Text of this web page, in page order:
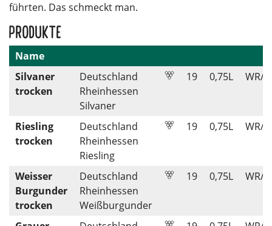
führten. Das schmeckt man.
Produkte
Name
Silvaner
trocken
Deutschland
Rheinhessen
Silvaner
19 0,75L WR/
Riesling
trocken
Deutschland
Rheinhessen
Riesling
19 0,75L WR/
Weisser
Burgunder
trocken
Deutschland
Rheinhessen
Weißburgunder
19 0,75L WR/